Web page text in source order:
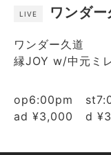
LIVE ワンダ
ワンダー久道
縁JOY w/中元ミ
op6:00pm
ad ¥3,000 d